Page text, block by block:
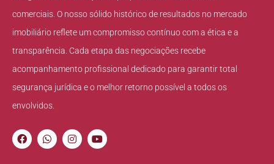
comerciais. O nosso sólido histórico de resultados no mercado
imobiliário reflete um compromisso contínuo com a ética e a
transparência. Cada etapa das negociações recebe
acompanhamento profissional dedicado para garantir total
segurança jurídica e o melhor retorno possível a todos os
envolvidos.